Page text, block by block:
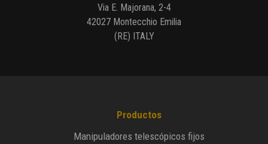
Via E. Majorana, 2-4
42027 Montecchio Emilia
(RE) ITALY
Productos
Manipuladores telescópicos fijos